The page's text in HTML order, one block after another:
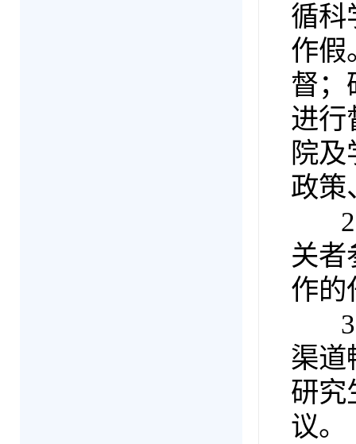
循科
作假
督；
进行
院
政策
2.
关者
作的
3.
渠道
研究
议。